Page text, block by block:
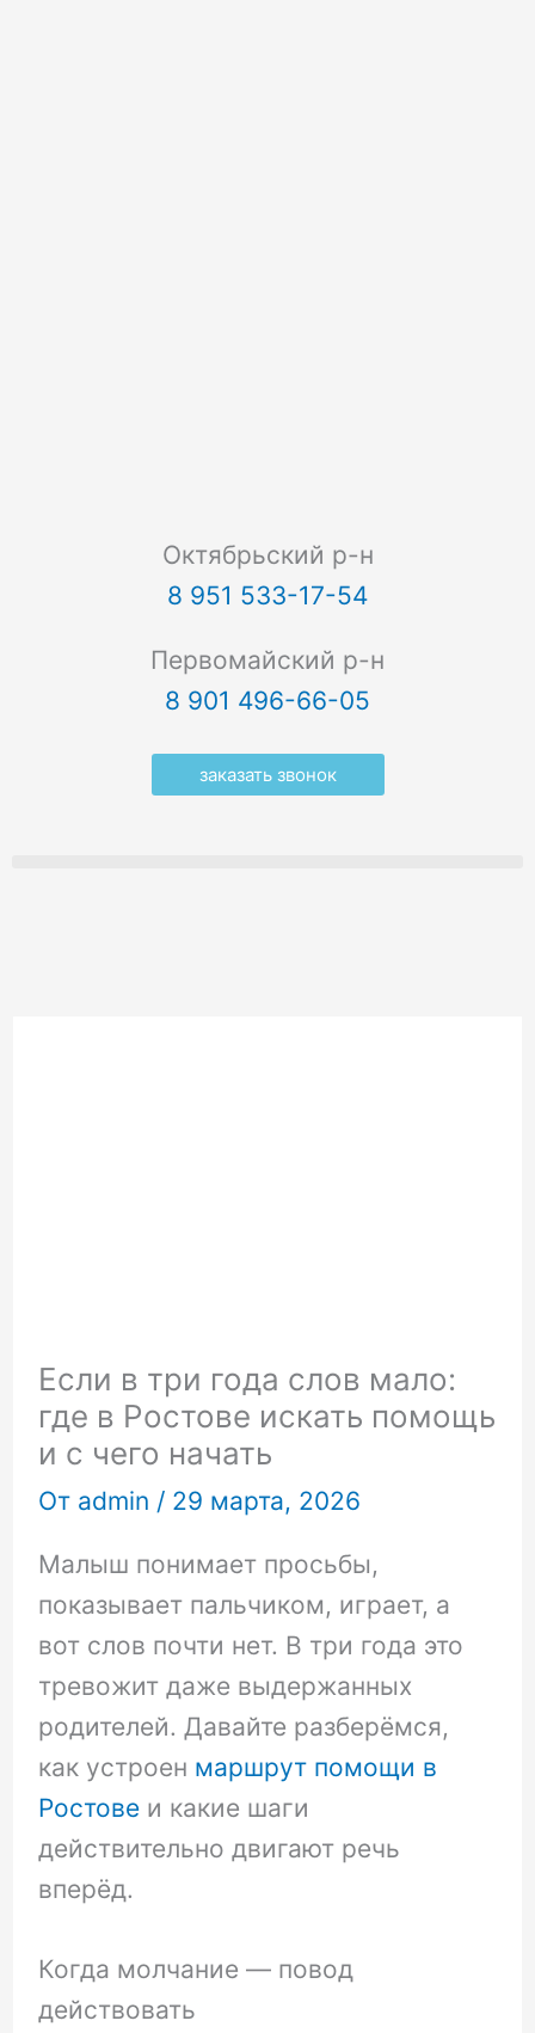
Октябрьский р-н
8 951 533-17-54
Первомайский р-н
8 901 496-66-05
заказать звонок
Если в три года слов мало:
где в Ростове искать помощь
и с чего начать
От admin / 29 марта, 2026
Малыш понимает просьбы,
показывает пальчиком, играет, а
вот слов почти нет. В три года это
тревожит даже выдержанных
родителей. Давайте разберёмся,
как устроен маршрут помощи в
Ростове и какие шаги
действительно двигают речь
вперёд.
Когда молчание — повод
действовать